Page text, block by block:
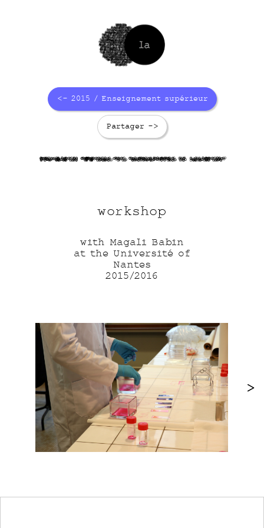
<- 2015 / Enseignement supérieur
Partager ->
fRuSg2gWaALGLC1qZ mWjZmuAPNHmvT ht2GB1I3
workshop
with Magali Babin
at the Université of
Nantes
2015/2016